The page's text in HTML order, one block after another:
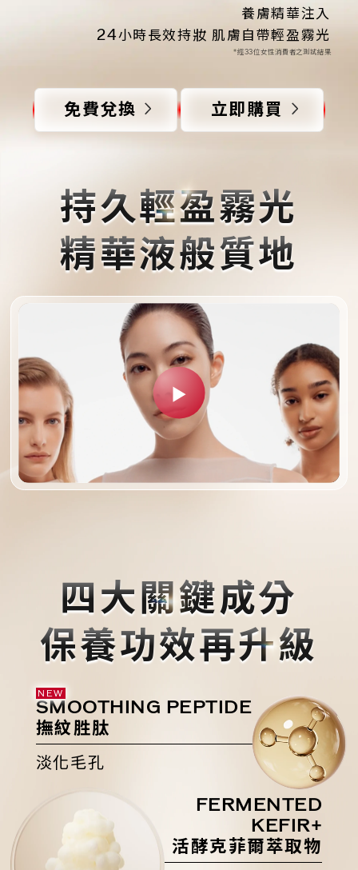
養膚精華注入
24小時長效持妝 肌膚自帶輕盈霧光
免費兌換 立即購買
*經33位女性消費者之測試結果
持久輕盈霧光
精華液般質地
四大關鍵成分
保養功效再升級
NEW
SMOOTHING PEPTIDE
撫紋胜肽
淡化毛孔
FERMENTED
KEFIR+
活酵克菲爾萃取物